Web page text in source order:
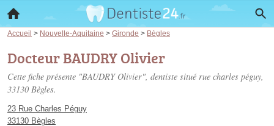
Accueil > Nouvelle-Aquitaine > Gironde > Bègles
Docteur BAUDRY Olivier
Cette fiche présente "BAUDRY Olivier", dentiste situé rue charles péguy,
33130 Bègles.
23 Rue Charles Péguy
33130 Bègles